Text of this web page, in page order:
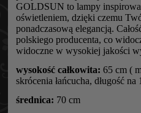
GOLDSUN to lampy
oświetleniem, dzięki czemu
ponadczasową elegancją.
polskiego producenta, co
widoczne w wysokiej jakości
wysokość całkowita: 65 cm (
skrócenia łańcucha, długość
średnica: 70 cm